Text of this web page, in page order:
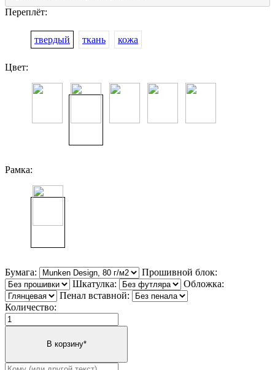
Переплёт:
твердый ткань кожа
Цвет:
Рамка:
Бумага:
Прошивной блок:
Шкатулка:
Обложка:
Пенал вставной:
Количество: